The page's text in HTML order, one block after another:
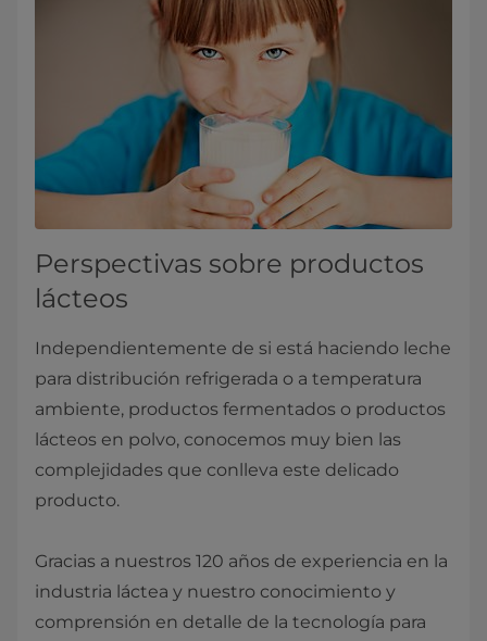
Perspectivas sobre productos
lácteos
Independientemente de si está haciendo leche
para distribución refrigerada o a temperatura
ambiente, productos fermentados o productos
lácteos en polvo, conocemos muy bien las
complejidades que conlleva este delicado
producto.
Gracias a nuestros 120 años de experiencia en la
industria láctea y nuestro conocimiento y
comprensión en detalle de la tecnología para